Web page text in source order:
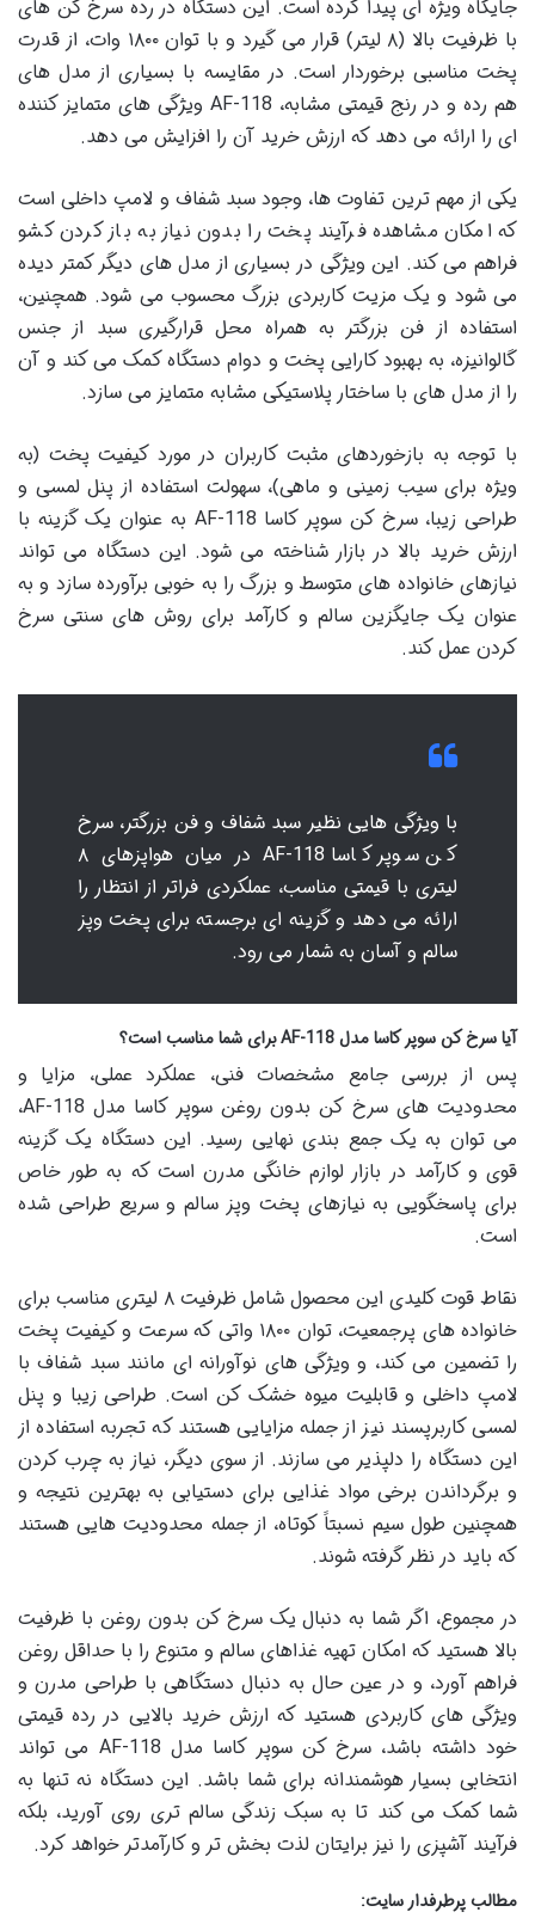
جایگاه ویژه ای پیدا کرده است. این دستگاه در رده سرخ کن های
با ظرفیت بالا (۸ لیتر) قرار می گیرد و با توان ۱۸۰۰ وات، از قدرت
پخت مناسبی برخوردار است. در مقایسه با بسیاری از مدل های
هم رده و در رنج قیمتی مشابه، AF-118 ویژگی های متمایز کننده
ای را ارائه می دهد که ارزش خرید آن را افزایش می دهد.
یکی از مهم ترین تفاوت ها، وجود سبد شفاف و لامپ داخلی است
که امکان مشاهده فرآیند پخت را بدون نیاز به باز کردن کشو
فراهم می کند. این ویژگی در بسیاری از مدل های دیگر کمتر دیده
می شود و یک مزیت کاربردی بزرگ محسوب می شود. همچنین،
استفاده از فن بزرگتر به همراه محل قرارگیری سبد از جنس
گالوانیزه، به بهبود کارایی پخت و دوام دستگاه کمک می کند و آن
را از مدل های با ساختار پلاستیکی مشابه متمایز می سازد.
با توجه به بازخوردهای مثبت کاربران در مورد کیفیت پخت (به
ویژه برای سیب زمینی و ماهی)، سهولت استفاده از پنل لمسی و
طراحی زیبا، سرخ کن سوپر کاسا AF-118 به عنوان یک گزینه با
ارزش خرید بالا در بازار شناخته می شود. این دستگاه می تواند
نیازهای خانواده های متوسط و بزرگ را به خوبی برآورده سازد و به
عنوان یک جایگزین سالم و کارآمد برای روش های سنتی سرخ
کردن عمل کند.
با ویژگی هایی نظیر سبد شفاف و فن بزرگتر، سرخ
کن سوپر کاسا AF-118 در میان هواپزهای ۸
لیتری با قیمتی مناسب، عملکردی فراتر از انتظار را
ارائه می دهد و گزینه ای برجسته برای پخت وپز
سالم و آسان به شمار می رود.
آیا سرخ کن سوپر کاسا مدل AF-118 برای شما مناسب است؟
پس از بررسی جامع مشخصات فنی، عملکرد عملی، مزایا و
محدودیت های سرخ کن بدون روغن سوپر کاسا مدل AF-118،
می توان به یک جمع بندی نهایی رسید. این دستگاه یک گزینه
قوی و کارآمد در بازار لوازم خانگی مدرن است که به طور خاص
برای پاسخگویی به نیازهای پخت وپز سالم و سریع طراحی شده
است.
نقاط قوت کلیدی این محصول شامل ظرفیت ۸ لیتری مناسب برای
خانواده های پرجمعیت، توان ۱۸۰۰ واتی که سرعت و کیفیت پخت
را تضمین می کند، و ویژگی های نوآورانه ای مانند سبد شفاف با
لامپ داخلی و قابلیت میوه خشک کن است. طراحی زیبا و پنل
لمسی کاربرپسند نیز از جمله مزایایی هستند که تجربه استفاده از
این دستگاه را دلپذیر می سازند. از سوی دیگر، نیاز به چرب کردن
و برگرداندن برخی مواد غذایی برای دستیابی به بهترین نتیجه و
همچنین طول سیم نسبتاً کوتاه، از جمله محدودیت هایی هستند
که باید در نظر گرفته شوند.
در مجموع، اگر شما به دنبال یک سرخ کن بدون روغن با ظرفیت
بالا هستید که امکان تهیه غذاهای سالم و متنوع را با حداقل روغن
فراهم آورد، و در عین حال به دنبال دستگاهی با طراحی مدرن و
ویژگی های کاربردی هستید که ارزش خرید بالایی در رده قیمتی
خود داشته باشد، سرخ کن سوپر کاسا مدل AF-118 می تواند
انتخابی بسیار هوشمندانه برای شما باشد. این دستگاه نه تنها به
شما کمک می کند تا به سبک زندگی سالم تری روی آورید، بلکه
فرآیند آشپزی را نیز برایتان لذت بخش تر و کارآمدتر خواهد کرد.
مطالب پرطرفدار سایت: